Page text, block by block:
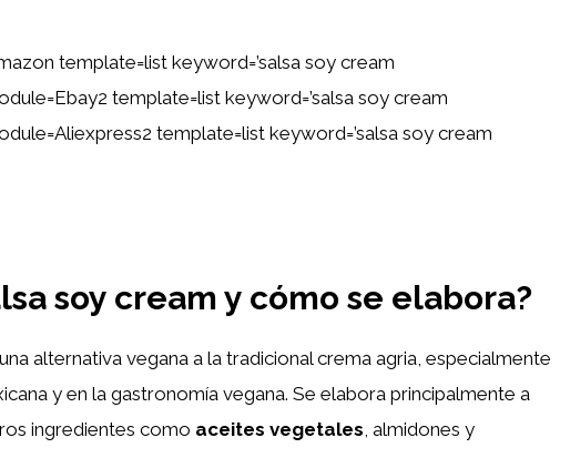
template=list keyword=’salsa soy cream
template=list keyword=’salsa soy cream
template=list keyword=’salsa soy cream
soy cream y cómo se elabora?
alternativa vegana a la tradicional crema agria, especialmente
y en la gastronomía vegana. Se elabora principalmente a
ingredientes como aceites vegetales , almidones y